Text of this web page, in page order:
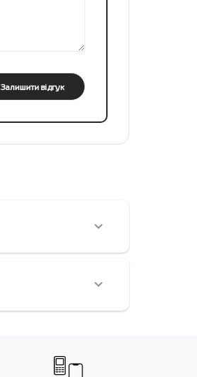
Залишити відгук